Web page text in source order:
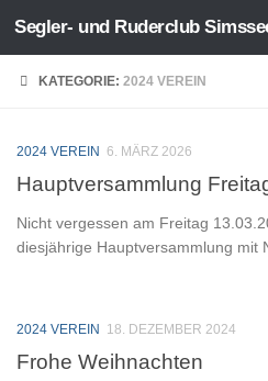
Zum Inhalt springen
Segler- und Ruderclub
KATEGORIE:2024 VEREIN
2024 VEREIN 6. MÄRZ 2026
Hauptversammlung
Nicht vergessen am Freitag
diesjährige Hauptversammlung mit
2024 VEREIN 18. DEZEMBER 2024
Frohe Weihnachten